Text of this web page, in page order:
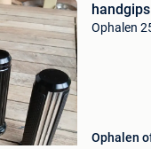
Ophalen
Ophalen